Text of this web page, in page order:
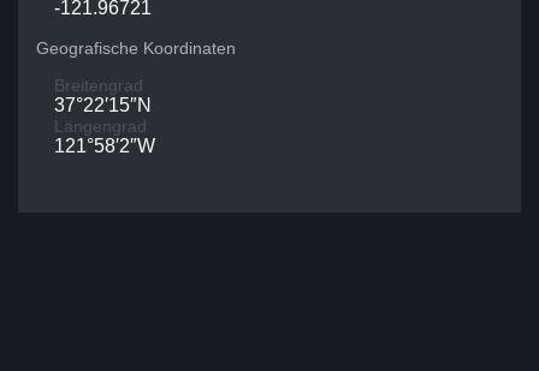
-121.96721
Geografische Koordinaten
Breitengrad
37°22′15″N
Längengrad
121°58′2″W